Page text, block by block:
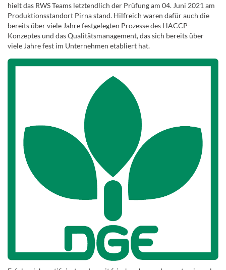
hielt das RWS Teams letztendlich der Prüfung am 04. Juni 2021 am
Produktionsstandort Pirna stand. Hilfreich waren dafür auch die
bereits über viele Jahre festgelegten Prozesse des HACCP-
Konzeptes und das Qualitätsmanagement, das sich bereits über
viele Jahre fest im Unternehmen etabliert hat.